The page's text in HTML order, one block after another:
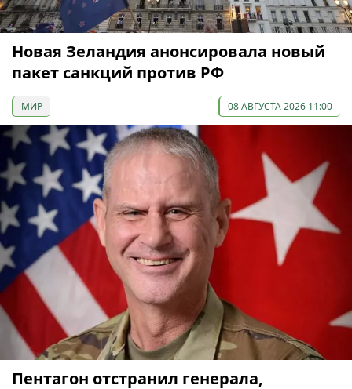
Новая Зеландия анонсировала новый
пакет санкций против РФ
МИР 08 АВГУСТА 2026 11:00
Пентагон отстранил генерала,